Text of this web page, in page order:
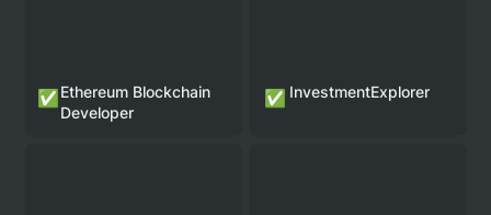
✅ Ethereum Blockchain
Developer
✅ InvestmentExplorer